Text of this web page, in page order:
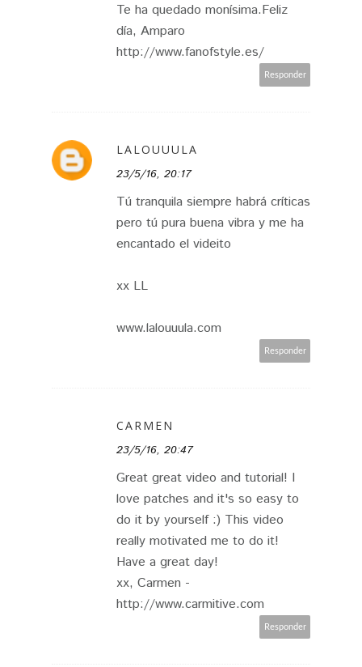
Te ha quedado monísima.Feliz
día, Amparo
http://www.fanofstyle.es/
Responder
LALOUUULA
23/5/16, 20:17
Tú tranquila siempre habrá críticas
pero tú pura buena vibra y me ha
encantado el videito
xx LL
www.lalouuula.com
Responder
CARMEN
23/5/16, 20:47
Great great video and tutorial! I
love patches and it's so easy to
do it by yourself :) This video
really motivated me to do it!
Have a great day!
xx, Carmen -
http://www.carmitive.com
Responder